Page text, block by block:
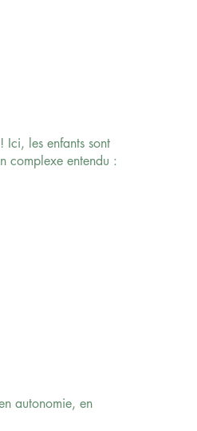
Ici, les enfants sont
complexe entendu :
autonomie, en